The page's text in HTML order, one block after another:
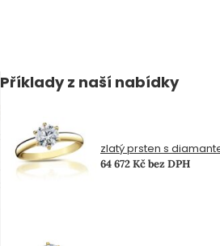
Příklady z naší nabídky
zlatý prsten s
64 672 Kč bez DPH